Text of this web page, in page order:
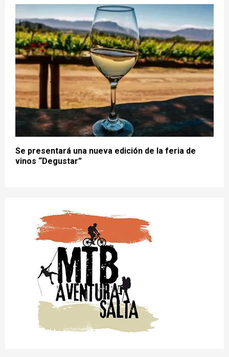
Se presentará una nueva edición de la feria de
vinos “Degustar”